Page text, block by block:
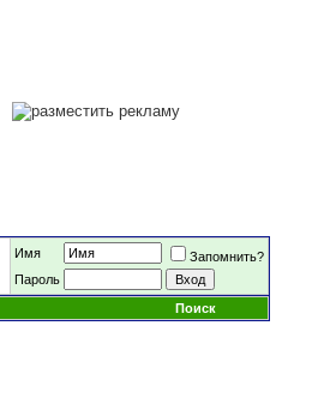
Имя
Запомнить?
Пароль
Поиск